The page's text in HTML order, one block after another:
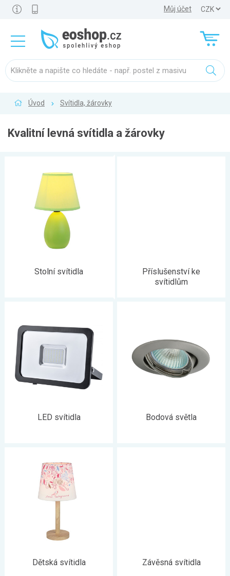
Můj účet
Úvod Svítidla, žárovky
Kvalitní levná svítidla a žárovky
Stolní svítidla
Příslušenství ke
svítidlům
LED svítidla Bodová světla
Dětská svítidla Závěsná svítidla